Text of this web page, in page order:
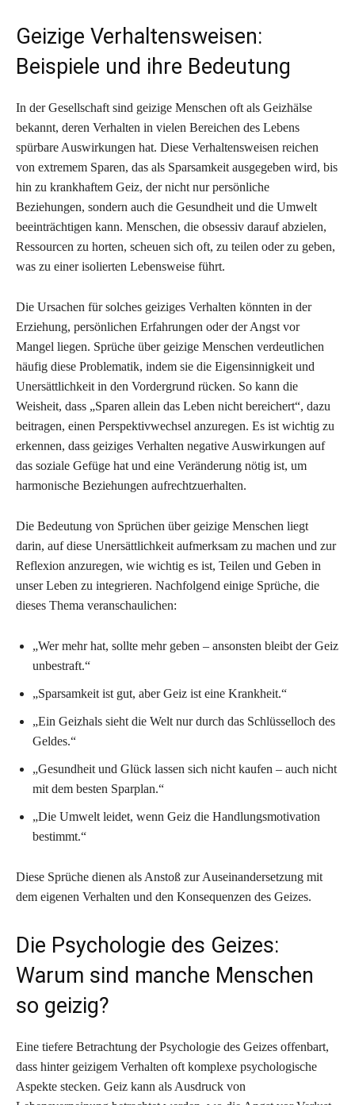
Geizige Verhaltensweisen:
Beispiele und ihre Bedeutung
In der Gesellschaft sind geizige Menschen oft als Geizhälse
bekannt, deren Verhalten in vielen Bereichen des Lebens
spürbare Auswirkungen hat. Diese Verhaltensweisen reichen
von extremem Sparen, das als Sparsamkeit ausgegeben wird, bis
hin zu krankhaftem Geiz, der nicht nur persönliche
Beziehungen, sondern auch die Gesundheit und die Umwelt
beeinträchtigen kann. Menschen, die obsessiv darauf abzielen,
Ressourcen zu horten, scheuen sich oft, zu teilen oder zu geben,
was zu einer isolierten Lebensweise führt.
Die Ursachen für solches geiziges Verhalten könnten in der
Erziehung, persönlichen Erfahrungen oder der Angst vor
Mangel liegen. Sprüche über geizige Menschen verdeutlichen
häufig diese Problematik, indem sie die Eigensinnigkeit und
Unersättlichkeit in den Vordergrund rücken. So kann die
Weisheit, dass „Sparen allein das Leben nicht bereichert“, dazu
beitragen, einen Perspektivwechsel anzuregen. Es ist wichtig zu
erkennen, dass geiziges Verhalten negative Auswirkungen auf
das soziale Gefüge hat und eine Veränderung nötig ist, um
harmonische Beziehungen aufrechtzuerhalten.
Die Bedeutung von Sprüchen über geizige Menschen liegt
darin, auf diese Unersättlichkeit aufmerksam zu machen und zur
Reflexion anzuregen, wie wichtig es ist, Teilen und Geben in
unser Leben zu integrieren. Nachfolgend einige Sprüche, die
dieses Thema veranschaulichen:
„Wer mehr hat, sollte mehr geben – ansonsten bleibt der Geiz
unbestraft.“
„Sparsamkeit ist gut, aber Geiz ist eine Krankheit.“
„Ein Geizhals sieht die Welt nur durch das Schlüsselloch des
Geldes.“
„Gesundheit und Glück lassen sich nicht kaufen – auch nicht
mit dem besten Sparplan.“
„Die Umwelt leidet, wenn Geiz die Handlungsmotivation
bestimmt.“
Diese Sprüche dienen als Anstoß zur Auseinandersetzung mit
dem eigenen Verhalten und den Konsequenzen des Geizes.
Die Psychologie des Geizes:
Warum sind manche Menschen
so geizig?
Eine tiefere Betrachtung der Psychologie des Geizes offenbart,
dass hinter geizigem Verhalten oft komplexe psychologische
Aspekte stecken. Geiz kann als Ausdruck von